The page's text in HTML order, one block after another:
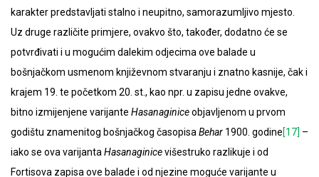
karakter predstavljati stalno i neupitno, samorazumljivo mjesto.
Uz druge različite primjere, ovakvo što, također, dodatno će se
potvrđivati i u mogućim dalekim odjecima ove balade u
bošnjačkom usmenom književnom stvaranju i znatno kasnije, čak i
krajem 19. te početkom 20. st., kao npr. u zapisu jedne ovakve,
bitno izmijenjene varijante Hasanaginiceobjavljenom u prvom
godištu znamenitog bošnjačkog časopisaBehar 1900. godine[17] –
iako se ova varijantaHasanaginicevišestruko razlikuje i od
Fortisova zapisa ove balade i od njezine moguće varijante u